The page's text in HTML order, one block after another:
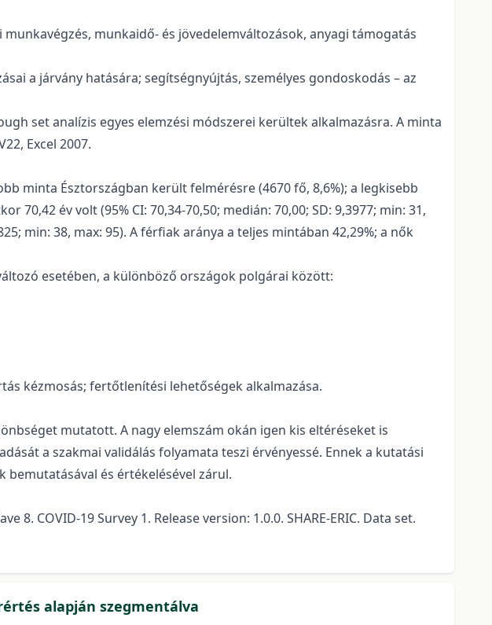
munkaidő- és jövedelemváltozások, anyagi támogatás
a járvány hatására; segítségnyújtás, személyes gondoskodás – az
set analízis egyes elemzési módszerei kerültek alkalmazásra. A minta
Excel 2007.
minta Észtországban került felmérésre (4670 fő, 8,6%); a legkisebb
év volt (95% CI: 70,34-70,50; medián: 70,00; SD: 9,3977; min: 31,
min: 38, max: 95). A férfiak aránya a teljes mintában 42,29%; a nők
esetében, a különböző országok polgárai között:
kézmosás; fertőtlenítési lehetőségek alkalmazása.
mutatott. A nagy elemszám okán igen kis eltéréseket is
a szakmai validálás folyamata teszi érvényessé. Ennek a kutatási
bemutatásával és értékelésével zárul.
8. COVID-19 Survey 1. Release version: 1.0.0. SHARE-ERIC. Data set.
alapján szegmentálva